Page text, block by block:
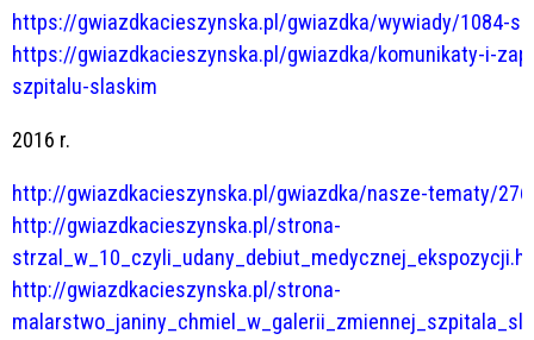
https://gwiazdkacieszynska.pl/gwiazdka/wywiady/1084-
https://gwiazdkacieszynska.pl/gwiazdka/komunikaty-i-
szpitalu-slaskim
2016 r.
http://gwiazdkacieszynska.pl/gwiazdka/nasze-tematy/
http://gwiazdkacieszynska.pl/strona-
http://gwiazdkacieszynska.pl/strona-